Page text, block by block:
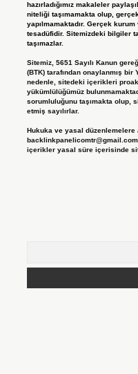
hazırladığımız makaleler
niteliği taşımamakta olup,
yapılmamaktadır. Gerçek
tesadüfidir. Sitemizdeki bilgiler
taşımazlar.
Sitemiz, 5651 Sayılı Kanun
(BTK) tarafından onaylanmış bir
nedenle, sitedeki içerikleri
yükümlülüğümüz
sorumluluğunu taşımakta olup,
etmiş sayılırlar.
Hukuka ve yasal
backlinkpanelicomtr@gmail.com
içerikler yasal süre içerisinde